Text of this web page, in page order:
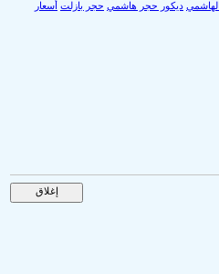
ديكور حجر هاشمي حجر بازلت أسعار